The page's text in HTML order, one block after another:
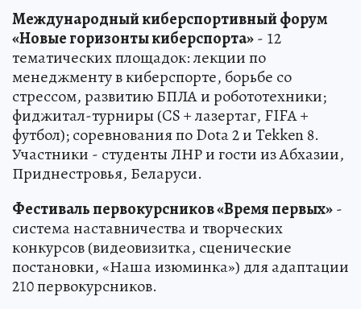
Международный киберспортивный форум
«Новые горизонты киберспорта»- 12
тематических площадок: лекции по
менеджменту в киберспорте, борьбе со
стрессом, развитию БПЛА и робототехники;
фиджитал-турниры (CS + лазертаг, FIFA +
футбол); соревнования по Dota 2 и Tekken 8.
Участники - студенты ЛНР и гости из Абхазии,
Приднестровья, Беларуси.
Фестиваль первокурсников «Время первых»-
система наставничества и творческих
конкурсов (видеовизитка, сценические
постановки, «Наша изюминка») для адаптации
210 первокурсников.